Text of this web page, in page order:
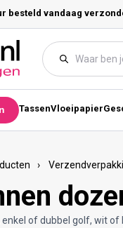
besteld vandaag
TassenVloeipapier
›
enkel of dubbel golf, wit